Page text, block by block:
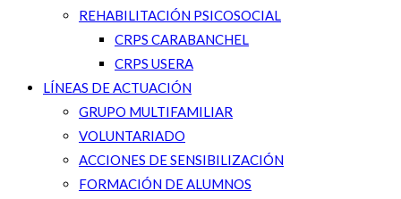
REHABILITACIÓN PSICOSOCIAL
CRPS CARABANCHEL
CRPS USERA
LÍNEAS DE ACTUACIÓN
GRUPO MULTIFAMILIAR
VOLUNTARIADO
ACCIONES DE SENSIBILIZACIÓN
FORMACIÓN DE ALUMNOS